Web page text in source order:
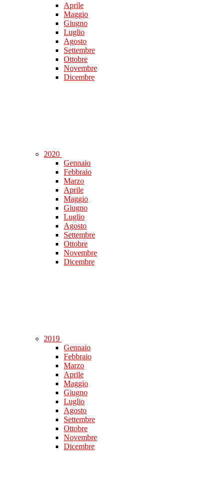
Aprile
Maggio
Giugno
Luglio
Agosto
Settembre
Ottobre
Novembre
Dicembre
2020
Gennaio
Febbraio
Marzo
Aprile
Maggio
Giugno
Luglio
Agosto
Settembre
Ottobre
Novembre
Dicembre
2019
Gennaio
Febbraio
Marzo
Aprile
Maggio
Giugno
Luglio
Agosto
Settembre
Ottobre
Novembre
Dicembre